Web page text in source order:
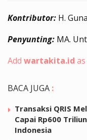
Kontributor: H.
Penyunting: MA.
Add wartakita.id
BACA JUGA :
Transaksi QRIS
Capai Rp600
Indonesia